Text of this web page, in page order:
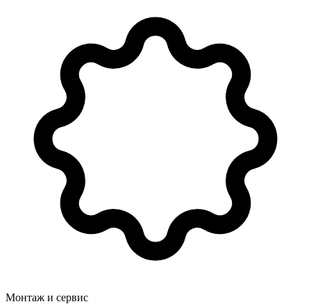
Монтаж и сервис